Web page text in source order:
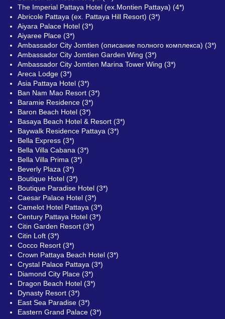
The Imperial Pattaya Hotel (ex.Montien Pattaya) (4*)
Abricole Pattaya (ex. Pattaya Hill Resort) (3*)
Aiyara Palace Hotel (3*)
Aiyaree Place (3*)
Ambassador City Jomtien (описание полного комплекса) (3*)
Ambassador City Jomtien Garden Wing (3*)
Ambassador City Jomtien Marina Tower Wing (3*)
Areca Lodge (3*)
Asia Pattaya Hotel (3*)
Ban Nam Mao Resort (3*)
Baramie Residence (3*)
Baron Beach Hotel (3*)
Basaya Beach Hotel & Resort (3*)
Baywalk Residence Pattaya (3*)
Bella Express (3*)
Bella Villa Cabana (3*)
Bella Villa Prima (3*)
Beverly Plaza (3*)
Boutique Hotel (3*)
Boutique Paradise Hotel (3*)
Caesar Palace Hotel (3*)
Camelot Hotel Pattaya (3*)
Century Pattaya Hotel (3*)
Citin Garden Resort (3*)
Citin Loft (3*)
Cocco Resort (3*)
Crown Pattaya Beach Hotel (3*)
Crystal Palace Pattaya (3*)
Diamond City Place (3*)
Dragon Beach Hotel (3*)
Dynasty Resort (3*)
East Sea Paradise (3*)
Eastern Grand Palace (3*)